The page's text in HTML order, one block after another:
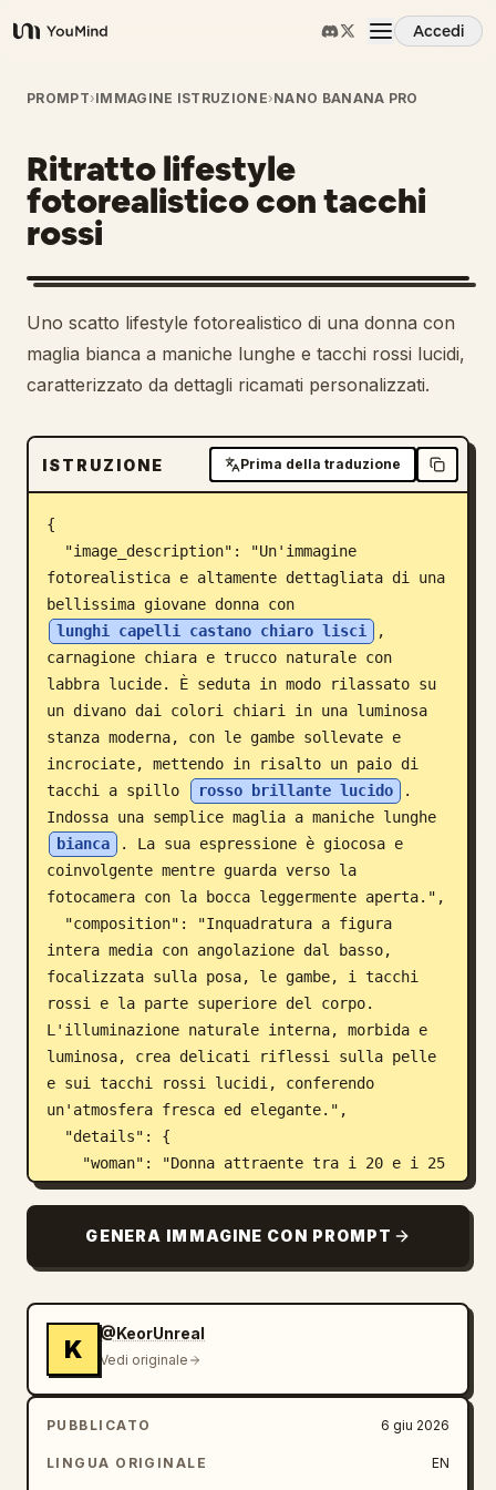
YouMind
Accedi
Panoramica
Casi d'uso
Abilità
Prompt
Prezzi
Scarica
Blog
Aggiornamenti
PROMPT›IMMAGINE ISTRUZIONE›NANO BANANA PRO
Ritratto lifestyle
fotorealistico con tacchi
rossi
Uno scatto lifestyle fotorealistico di una donna con
maglia bianca a maniche lunghe e tacchi rossi lucidi,
caratterizzato da dettagli ricamati personalizzati.
ISTRUZIONE Prima della traduzione
{
fotorealistica e altamente dettagliata di una
bellissima giovane donna con
lunghi capelli castano chiaro lisci
,
carnagione chiara e trucco naturale con
labbra lucide. È seduta in modo rilassato su
un divano dai colori chiari in una luminosa
stanza moderna, con le gambe sollevate e
incrociate, mettendo in risalto un paio di
tacchi a spillo
rosso brillante lucido
.
Indossa una semplice maglia a maniche lunghe
bianca
. La sua espressione è giocosa e
coinvolgente mentre guarda verso la
fotocamera con la bocca leggermente aperta.",
intera media con angolazione dal basso,
focalizzata sulla posa, le gambe, i tacchi
rossi e la parte superiore del corpo.
L'illuminazione naturale interna, morbida e
luminosa, crea delicati riflessi sulla pelle
e sui tacchi rossi lucidi, conferendo
un'atmosfera fresca ed elegante.",
anni, corporatura snella e tonica, lunghi
calda e giocosa.",
    "clothing": "Maglia bianca a maniche
    "environment": "Spazio abitativo interno
moderno con pareti chiare, divano ed elementi
vegetali decorativi sullo sfondo.",
    "props": "Nessuno aggiuntivo."
  },
  "modifications": {
GENERA IMMAGINE CON PROMPT
K
@KeorUnreal
Vedi originale
PUBBLICATO 6 giu 2026
LINGUA ORIGINALE EN